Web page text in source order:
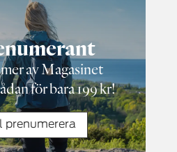
av Magasinet
för bara 199 kr!
prenumerera